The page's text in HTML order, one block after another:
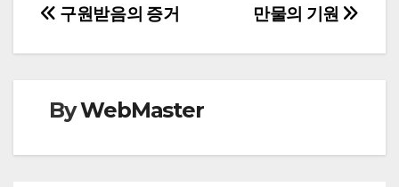
Post
navigation
만물의 기원
구원받음의 증거
ByWebMaster